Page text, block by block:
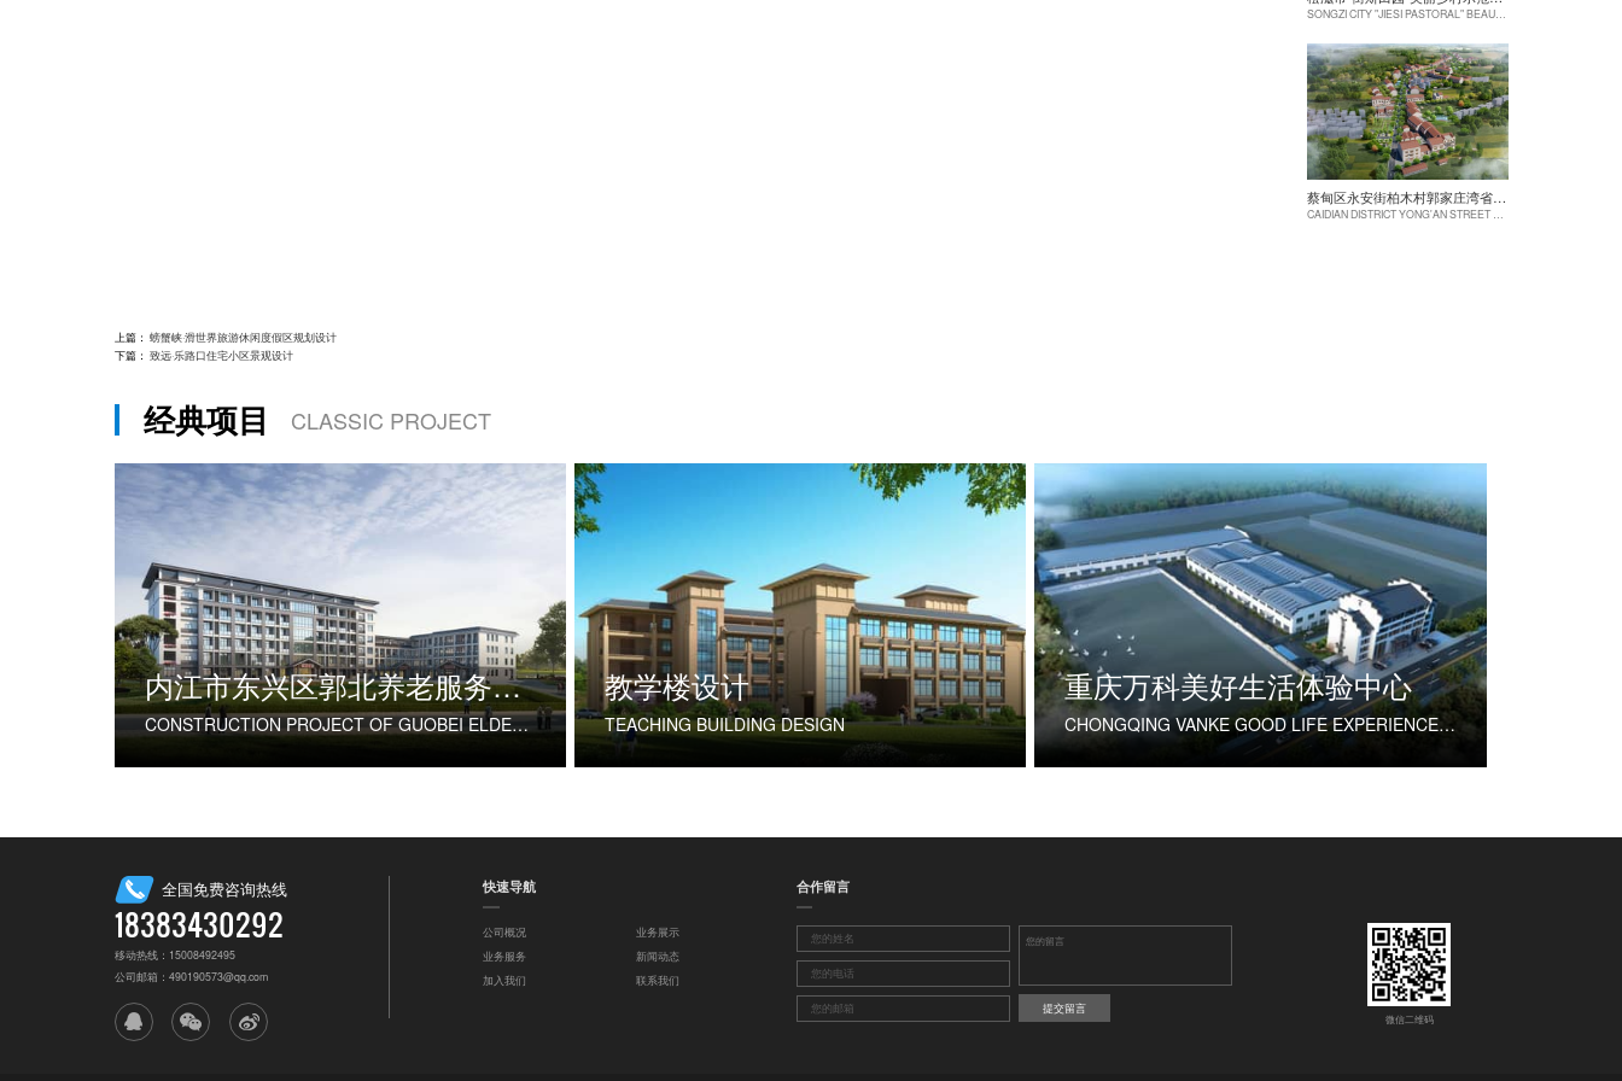
上篇： 螃蟹峡·滑世界旅游休闲度假区规划设计
下篇： 致远·乐路口住宅小区景观设计
蔡甸区永安街柏木村郭家庄湾省级美丽乡村试点建设项目
CAIDIAN DISTRICT YONG'AN STREET CYPRESS VILLAGE GUOJIAZHUANG BAY PROVINCIAL BEAUTIFUL VILLAGE PILOT CONSTRUCTION PROJECT
经典项目 CLASSIC PROJECT
内江市东兴区郭北养老服务中心建设项目
CONSTRUCTION PROJECT OF GUOBEI ELDERLY SERVICE CENTER IN DONGXING DISTRICT, NEIJIANG CITY
教学楼设计
TEACHING BUILDING DESIGN
重庆万科美好生活体验中心
CHONGQING VANKE GOOD LIFE EXPERIENCE CENTER
全国免费咨询热线
18383430292
移动热线：15008492495
公司邮箱：490190573@qq.com
快速导航
公司概况
业务展示
业务服务
新闻动态
加入我们
联系我们
合作留言
提交留言
微信二维码